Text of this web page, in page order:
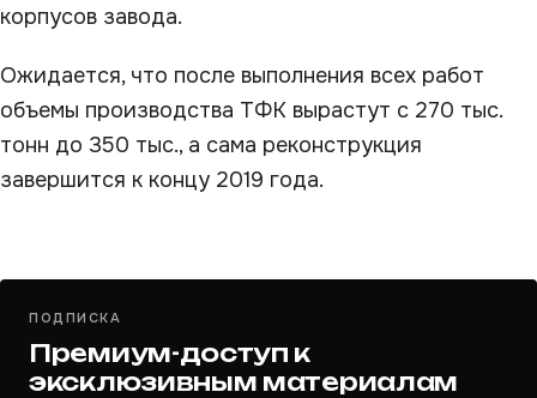
корпусов завода.
Ожидается, что после выполнения всех работ
объемы производства ТФК вырастут с 270 тыс.
тонн до 350 тыс., а сама реконструкция
завершится к концу 2019 года.
ПОДПИСКА
Премиум-доступ к
эксклюзивным материалам